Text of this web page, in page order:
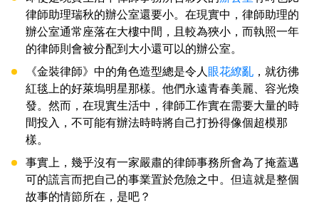
律師助理瑞秋的辦公室還要小。在現實中，律師助理的
辦公室通常座落在大樓中間，且較為狹小，而執照一年
的律師則會被分配到大小還可以的辦公室。
《金裝律師》中的角色造型總是令人 眼花繚亂 ，就彷彿
紅毯上的好萊塢明星那樣。他們永遠青春美麗、容光煥
發。然而，在現實生活中，律師工作實在需要大量的時
間投入，不可能有辦法時時將自己打扮得像個超模那
樣。
事實上，幾乎沒有一家嚴肅的律師事務所會為了掩蓋邁
可的謊言而把自己的事業置於危險之中。但這就是整個
故事的情節所在，是吧？